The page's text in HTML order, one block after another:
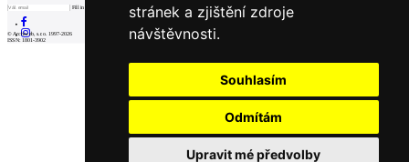
stránek a zjištění zdroje
návštěvnosti.
Souhlasím
Odmítám
Upravit mé předvolby
Fill in „nospam“
© Archiweb, s.r.o. 1997-2026
ISSN: 1801-3902